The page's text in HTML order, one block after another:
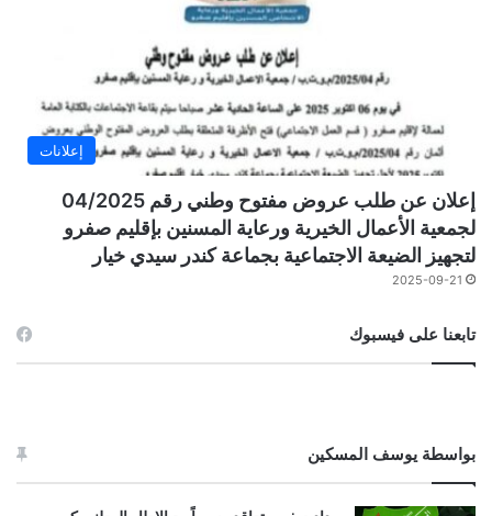
إعلانات
إعلان عن طلب عروض مفتوح وطني رقم 04/2025
لجمعية الأعمال الخيرية ورعاية المسنين بإقليم صفرو
لتجهيز الضيعة الاجتماعية بجماعة كندر سيدي خيار
2025-09-21
تابعنا على فيسبوك
بواسطة يوسف المسكين